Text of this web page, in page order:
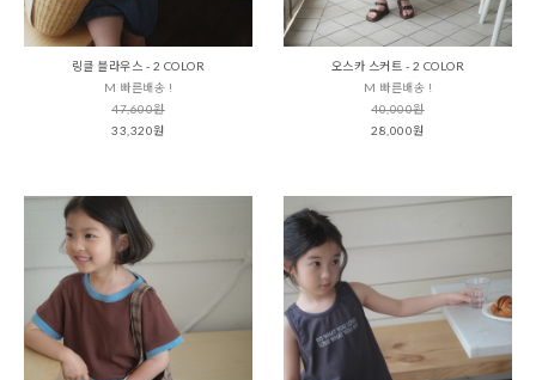
링클 블라우스 - 2 COLOR
M 빠른배송 !
47,600원
33,320원
오스카 스커트 - 2 COLOR
M 빠른배송 !
40,000원
28,000원